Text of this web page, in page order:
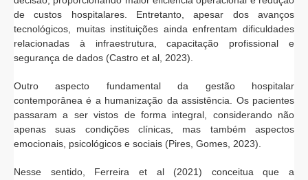
de custos hospitalares. Entretanto, apesar dos avanços
tecnológicos, muitas instituições ainda enfrentam dificuldades
relacionadas à infraestrutura, capacitação profissional e
segurança de dados (Castro et al, 2023).
Outro aspecto fundamental da gestão hospitalar
contemporânea é a humanização da assistência. Os pacientes
passaram a ser vistos de forma integral, considerando não
apenas suas condições clínicas, mas também aspectos
emocionais, psicológicos e sociais (Pires, Gomes, 2023).
Nesse sentido, Ferreira et al (2021) conceitua que a